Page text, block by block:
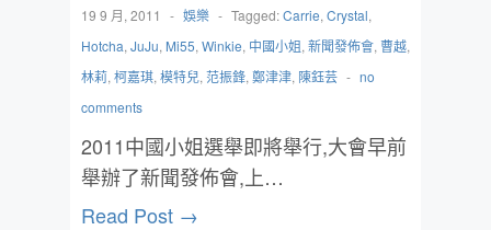
19 9 月, 2011 - 娛樂 - Tagged:Carrie, Crystal,
Hotcha, JuJu, Mi55, Winkie, 中國小姐, 新聞發佈會, 曹越,
林莉, 柯嘉琪, 模特兒, 范振鋒, 鄭津津, 陳鈺芸 - no
comments
‎2011中國小姐選舉即將舉行,大會早前
舉辦了新聞發佈會,上…
Read Post →